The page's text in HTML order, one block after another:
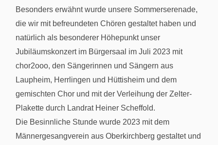
Besonders erwähnt wurde unsere Sommerserenade,
die wir mit befreundeten Chören gestaltet haben und
natürlich als besonderer Höhepunkt unser
Jubiläumskonzert im Bürgersaal im Juli 2023 mit
chor2ooo, den Sängerinnen und Sängern aus
Laupheim, Herrlingen und Hüttisheim und dem
gemischten Chor und mit der Verleihung der Zelter-
Plakette durch Landrat Heiner Scheffold.
Die Besinnliche Stunde wurde 2023 mit dem
Männergesangverein aus Oberkirchberg gestaltet und